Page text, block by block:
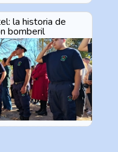
la historia de
bomberil